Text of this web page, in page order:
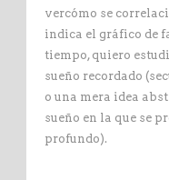
vercómo se
indica el gráfico de
tiempo, quiero
sueño recordado
o una mera idea
sueño en la que se
profundo).